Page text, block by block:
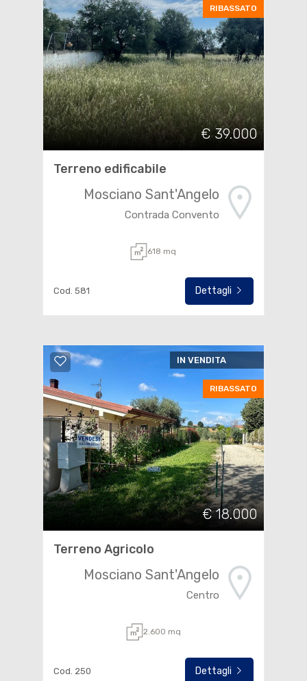
RIBASSATO
€ 39.000
Terreno edificabile
Mosciano Sant'Angelo
Contrada Convento
618 mq
Cod. 581 Dettagli
IN VENDITA
RIBASSATO
€ 18.000
Terreno Agricolo
Mosciano Sant'Angelo
Centro
2.600 mq
Cod. 250 Dettagli